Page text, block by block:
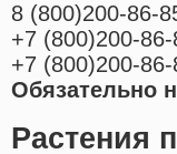
8 (800)200-86-
+7 (800)200-86-
+7 (800)200-86-
Обязательно
Растения